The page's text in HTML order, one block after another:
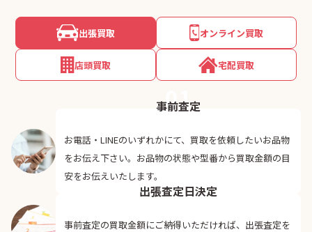
出張買取 オンライン買取
店頭買取 宅配買取
01
事前査定
お電話・LINEのいずれかにて、買取を依頼したいお品物
をお伝え下さい。お品物の状態や型番から買取金額の目
安をお伝えいたします。
02
出張査定日決定
事前査定の買取金額にご納得いただければ、出張査定を